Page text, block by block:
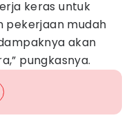
keras untuk
pekerjaan mudah
akan
pungkasnya.